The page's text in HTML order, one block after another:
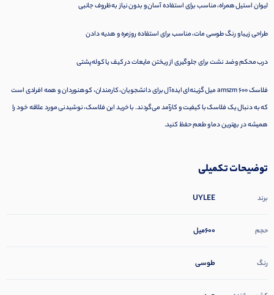
لیوان استیل همراه، مناسب برای استفاده آسان و بدون نیاز به ظروف جانبی
طراحی زیبا و رنگ طوسی مات، مناسب برای استفاده روزمره و هدیه دادن
درب محکم و ضد نشت برای جلوگیری از ریختن مایعات در کیف یا کوله‌پشتی
فلاسک amszm 600 میل گزینه‌ای ایده‌آل برای دانشجویان، کارمندان، کوهنوردان و همه افرادی است
که به دنبال یک فلاسک با کیفیت و کارآمد می‌گردند. با خرید این فلاسک، نوشیدنی مورد علاقه خود را
همیشه در بهترین دما و طعم حفظ کنید.
توضیحات تکمیلی
برند UYLEE
حجم 600میل
رنگ طوسی